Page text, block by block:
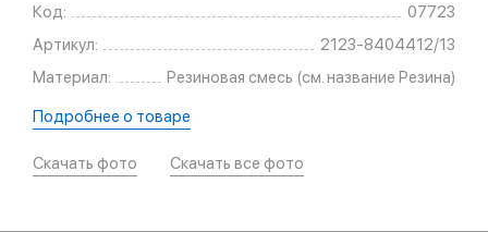
Код:
07723
Артикул:
2123-8404412/13
Материал:
Резиновая смесь (см. название Резина)
Подробнее о товаре
Скачать фото Скачать все фото